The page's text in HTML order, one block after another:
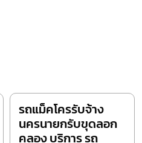
รถแม็คโครรับจ้าง
นครนายกรับขุดลอก
คลอง บริการ รถ